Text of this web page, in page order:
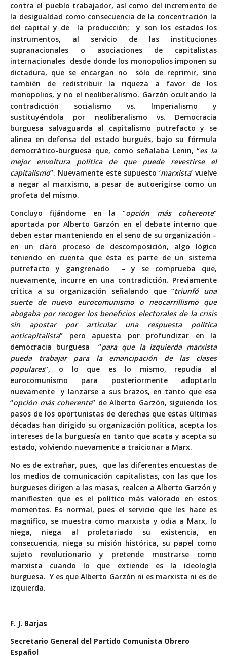
contra el pueblo trabajador, así como del incremento de
la desigualdad como consecuencia de la concentración la
del capital y de la producción; y son los estados los
instrumentos, al servicio de las instituciones
supranacionales o asociaciones de capitalistas
internacionales desde donde los monopolios imponen su
dictadura, que se encargan no sólo de reprimir, sino
también de redistribuir la riqueza a favor de los
monopolios, y no el neoliberalismo. Garzón ocultando la
contradicción socialismo vs. Imperialismo y
sustituyéndola por neoliberalismo vs. Democracia
burguesa salvaguarda al capitalismo putrefacto y se
alinea en defensa del estado burgués, bajo su fórmula
democrático-burguesa que, como señalaba Lenin, “es la
mejor envoltura política de que puede revestirse el
capitalismo”. Nuevamente este supuesto ‘marxista’ vuelve
a negar al marxismo, a pesar de autoerigirse como un
profeta del mismo.
Concluyo fijándome en la “opción más coherente”
aportada por Alberto Garzón en el debate interno que
deben estar manteniendo en el seno de su organización –
en un claro proceso de descomposición, algo lógico
teniendo en cuenta que ésta es parte de un sistema
putrefacto y gangrenado – y se comprueba que,
nuevamente, incurre en una contradicción. Previamente
critica a su organización señalando que “triunfó una
suerte de nuevo eurocomunismo o neocarrillismo que
abogaba por recoger los beneficios electorales de la crisis
sin apostar por articular una respuesta política
anticapitalista” pero apuesta por profundizar en la
democracia burguesa “para que la izquierda marxista
pueda trabajar para la emancipación de las clases
populares”, o lo que es lo mismo, repudia al
eurocomunismo para posteriormente adoptarlo
nuevamente y lanzarse a sus brazos, en tanto que esa
“opción más coherente” de Alberto Garzón, siguiendo los
pasos de los oportunistas de derechas que estas últimas
décadas han dirigido su organización política, acepta los
intereses de la burguesía en tanto que acata y acepta su
estado, volviendo nuevamente a traicionar a Marx.
No es de extrañar, pues, que las diferentes encuestas de
los medios de comunicación capitalistas, con las que los
burgueses dirigen a las masas, realcen a Alberto Garzón y
manifiesten que es el político más valorado en estos
momentos. Es normal, pues el servicio que les hace es
magnífico, se muestra como marxista y odia a Marx, lo
niega, niega al proletariado su existencia, en
consecuencia, niega su misión histórica, su papel como
sujeto revolucionario y pretende mostrarse como
marxista cuando lo que extiende es la ideología
burguesa. Y es que Alberto Garzón ni es marxista ni es de
izquierda.
F. J. Barjas
Secretario General del Partido Comunista Obrero
Español